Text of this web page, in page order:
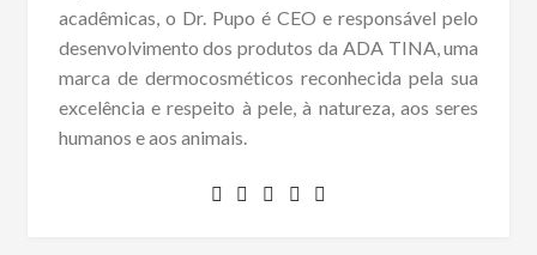
acadêmicas, o Dr. Pupo é CEO e responsável pelo
desenvolvimento dos produtos da ADA TINA, uma
marca de dermocosméticos reconhecida pela sua
excelência e respeito à pele, à natureza, aos seres
humanos e aos animais.